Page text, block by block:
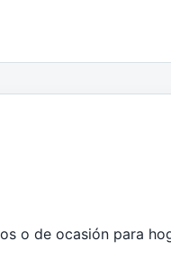
o de ocasión para